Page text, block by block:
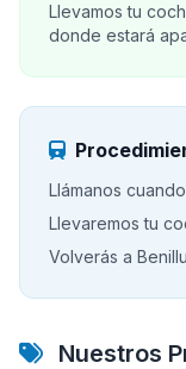
Llevamos tu
donde estará
Llámanos
Llevaremos tu
Volverás a
Nuestros